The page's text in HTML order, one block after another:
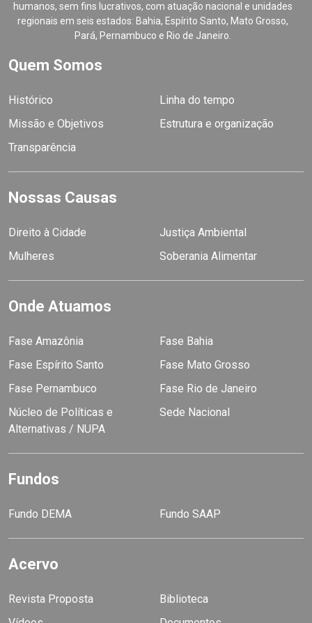
humanos, sem fins lucrativos, com atuação nacional e unidades
regionais em seis estados: Bahia, Espírito Santo, Mato Grosso,
Pará, Pernambuco e Rio de Janeiro.
Quem Somos
Histórico
Linha do tempo
Missão e Objetivos
Estrutura e organização
Transparência
Nossas Causas
Direito à Cidade
Justiça Ambiental
Mulheres
Soberania Alimentar
Onde Atuamos
Fase Amazônia
Fase Bahia
Fase Espírito Santo
Fase Mato Grosso
Fase Pernambuco
Fase Rio de Janeiro
Núcleo de Políticas e
Alternativas / NUPA
Sede Nacional
Fundos
Fundo DEMA Fundo SAAP
Acervo
Revista Proposta
Biblioteca